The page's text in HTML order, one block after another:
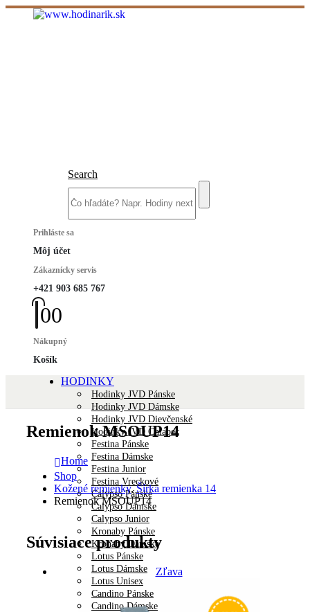
Search
Prihláste sa
Môj účet
Zákaznícky servis
+421 903 685 767
00
Nákupný
Košík
HODINKY
Hodinky JVD Pánske
Hodinky JVD Dámske
Hodinky JVD Dievčenské
Hodinky JVD Chlapec
Festina Pánske
Festina Dámske
Festina Junior
Festina Vreckové
Calypso Pánske
Calypso Dámske
Calypso Junior
Kronaby Pánske
Kronaby Dámske
Lotus Pánske
Lotus Dámske
Lotus Unisex
Candino Pánske
Candino Dámske
Remienok MSOUP14
Home
Shop
Kožené remienky,Šírka remienka 14
Remienok MSOUP14
Súvisiace produkty
Zľava